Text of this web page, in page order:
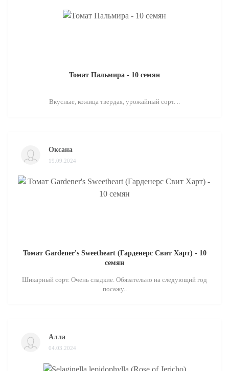
Томат Пальмира - 10 семян
Вкусные, кожица твердая, урожайный сорт. ..
Оксана
19.09.2024
Томат Gardener's Sweetheart (Гарденерс Свит Харт) - 10
семян
Шикарный сорт. Очень сладкие. Обязательно на следующий год
посажу..
Алла
04.03.2024